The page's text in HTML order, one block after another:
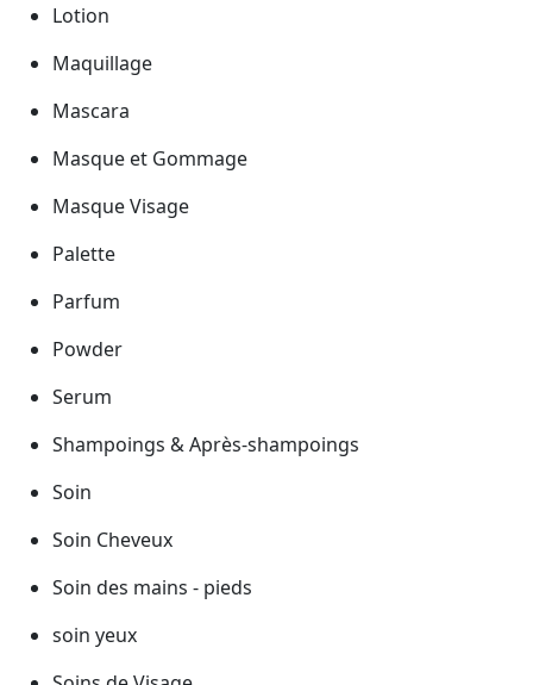
Lotion
Maquillage
Mascara
Masque et Gommage
Masque Visage
Palette
Parfum
Powder
Serum
Shampoings & Après-shampoings
Soin
Soin Cheveux
Soin des mains - pieds
soin yeux